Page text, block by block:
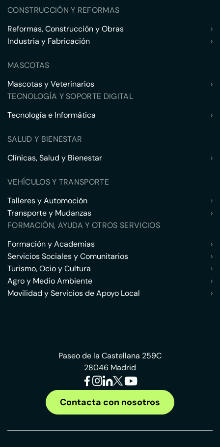
CONSTRUCCIÓN Y REFORMAS
Reformas, Construcción y Obras
›
Industria y Fabricación
›
MASCOTAS
Mascotas y Veterinarios
›
TECNOLOGÍA Y SOPORTE DIGITAL
Tecnología e Informática
›
SALUD Y BIENESTAR
Clínicas, Salud y Bienestar
›
VEHÍCULOS Y TRANSPORTE
Talleres y Automoción
›
Transporte y Mudanzas
›
FORMACIÓN, AYUDA Y OTROS SERVICIOS
Formación y Academias
›
Servicios Sociales y Comunitarios
›
Turismo, Ocio y Cultura
›
Agro y Medio Ambiente
›
Movilidad y Servicios de Apoyo Local
›
Paseo de la Castellana 259C
28046 Madrid
Contacta con nosotros